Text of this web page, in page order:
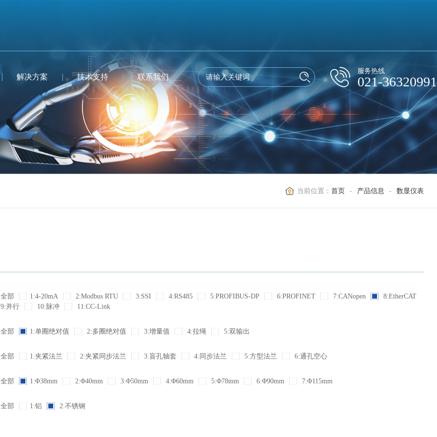
解决方案 技术支持 联系我们
服务热线
021-36320991
当前位置：首页 - 产品信息 - 数显仪表
全部 1:4-20mA 2:Modbus RTU 3:SSI 4:RS485 5:PROFIBUS-DP 6:PROFINET 7:CANopen
8:EtherCAT
9:并行
10:脉冲 11:CC-Link
全部 1:单圈绝对值 2:多圈绝对值 3:增量值 4:拉绳 5:双输出
全部 1:夹紧法兰 2:夹紧同步法兰 3:盲孔轴套 4:同步法兰 5:方型法兰 6:通孔空心
全部 1:Φ38mm 2:Φ40mm 3:Φ50mm 4:Φ60mm 5:Φ78mm 6:Φ90mm 7:Φ115mm
全部 1:铝 2:不锈钢